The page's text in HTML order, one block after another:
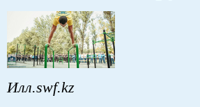
Илл.swf.kz